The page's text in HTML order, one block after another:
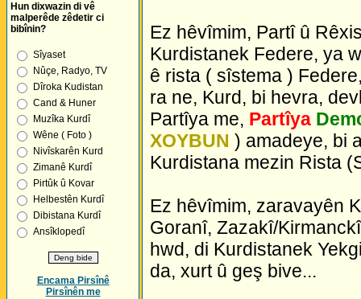
Hun dixwazin di vê
malperêde zêdetir ci
bibînin?
Sîyaset
Nûçe, Radyo, TV
Dîroka Kudistan
Cand & Huner
Muzîka Kurdî
Wêne ( Foto )
Nivîskarên Kurd
Zimanê Kurdî
Pirtûk û Kovar
Helbestên Kurdî
Dibistana Kurdî
Ansîklopedî
Encama Pirsînê
Pirsînên me
Ez hêvîmim, Partî û
Kurdistanek Federe, ya
ê rista ( sîstema )
ra ne, Kurd, bi hevra,
Partîya me, Partîya
XOYBUN ) amadeye, bi
Kurdistana mezin Rista
Ez hêvîmim, zaravayên
Goranî, Zazakî/
hwd, di Kurdistanek
da, xurt û geş bive...